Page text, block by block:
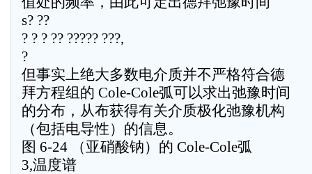
s? ??
? ? ? ?? ????? ???,
?
但事实上绝大多数电介质并不严格符合德
拜方程组的 Cole-Cole弧可以求出弛豫时间
的分布，从布获得有关介质极化弛豫机构
（包括电导性）的信息。
图 6-24 （亚硝酸钠）的 Cole-Cole弧
3,温度谱